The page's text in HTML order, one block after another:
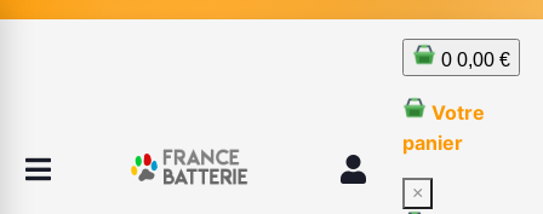
0 0,00 €
Votre
panier
×